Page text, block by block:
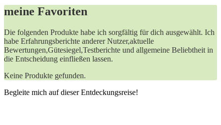
meine Favoriten
Die folgenden ‍Produkte habe ich sorgfältig für‌ dich ausgewählt. Ich
habe Erfahrungsberichte ⁣anderer Nutzer,aktuelle‍
Bewertungen,Gütesiegel,Testberichte und⁢ allgemeine ⁢Beliebtheit in
die Entscheidung⁤ einfließen⁣ lassen.
Keine Produkte gefunden.
Begleite mich auf dieser Entdeckungsreise!